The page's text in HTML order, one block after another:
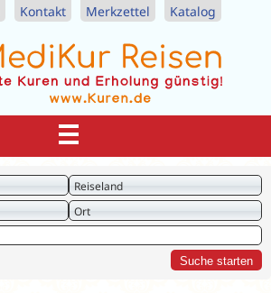
Kontakt Merkzettel Katalog
Reiseland
Ort